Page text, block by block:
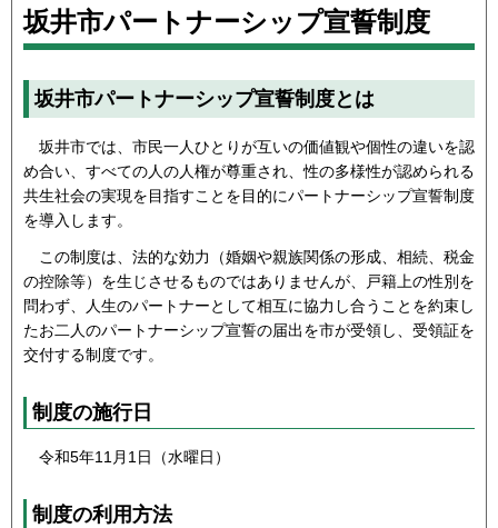
坂井市パートナーシップ宣誓制度
坂井市パートナーシップ宣誓制度とは
坂井市では、市民一人ひとりが互いの価値観や個性の違いを認
め合い、すべての人の人権が尊重され、性の多様性が認められる
共生社会の実現を目指すことを目的にパートナーシップ宣誓制度
を導入します。
この制度は、法的な効力（婚姻や親族関係の形成、相続、税金
の控除等）を生じさせるものではありませんが、戸籍上の性別を
問わず、人生のパートナーとして相互に協力し合うことを約束し
たお二人のパートナーシップ宣誓の届出を市が受領し、受領証を
交付する制度です。
制度の施行日
令和5年11月1日（水曜日）
制度の利用方法